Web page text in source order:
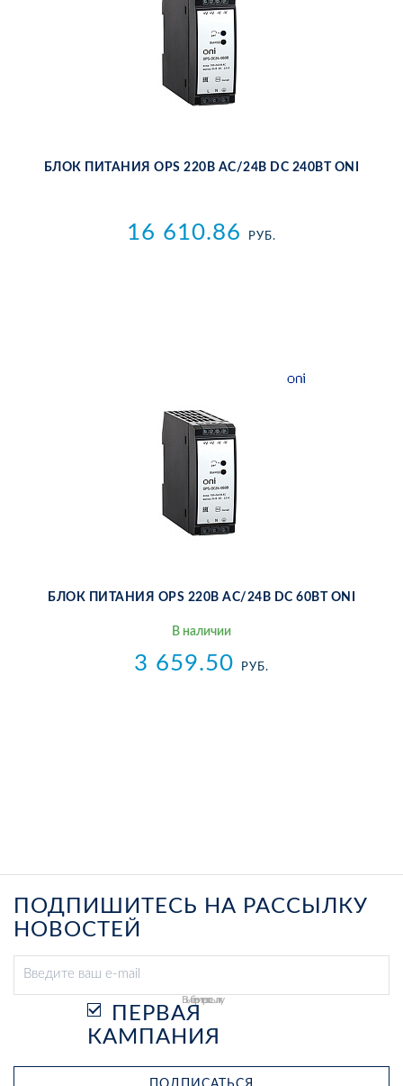
БЛОК ПИ­ТА­НИЯ OPS 220В AC/24В DC 240ВТ ONI
16 610.86 РУБ.
БЛОК ПИ­ТА­НИЯ OPS 220В AC/24В DC 60ВТ ONI
В на­ли­чии
3 659.50 РУБ.
ПОДПИШИТЕСЬ НА РАССЫЛКУ
НОВОСТЕЙ
Выберите рассылку
ПЕРВАЯ
КАМПАНИЯ